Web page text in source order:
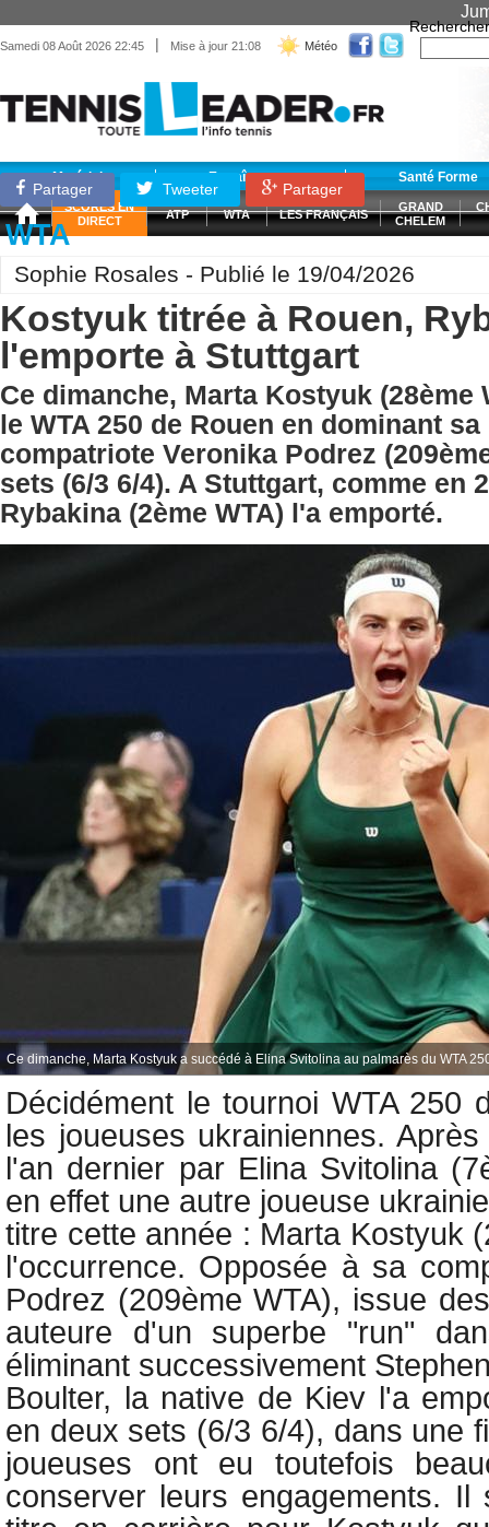
Samedi 08 Août 2026 22:45 | Mise à jour 21:08 Météo
Rechercher
Matériel Entraînement Santé Forme
SCORES EN
DIRECT
ATP WTA LES FRANÇAIS
GRAND
CHELEM
Partager Tweeter Partager
WTA
Sophie Rosales - Publié le 19/04/2026
Kostyuk titrée à Rouen,
l'emporte à Stuttgart
Ce dimanche, Marta Kostyuk (28ème
le WTA 250 de Rouen en dominant sa
compatriote Veronika Podrez
sets (6/3 6/4). A Stuttgart, comme en
Rybakina (2ème WTA) l'a emporté.
Ce dimanche, Marta Kostyuk a succédé à Elina Svitolina au palmarès du WTA
Décidément le tournoi WTA 250
les joueuses ukrainiennes.
l'an dernier par Elina Svitolina
en effet une autre joueuse
titre cette année : Marta Kostyuk
l'occurrence. Opposée à sa
Podrez (209ème WTA), issue
auteure d'un superbe "run"
éliminant successivement
Boulter, la native de Kiev l'a
en deux sets (6/3 6/4), dans une
joueuses ont eu toutefois
conserver leurs engagements. Il